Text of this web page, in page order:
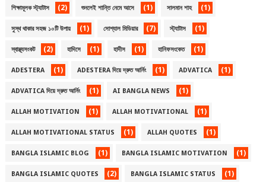
শিক্ষামূলক স্ট্যাটাস (2) শুনলেই শান্তি নেমে আসে (1) সালমান শাহ (1)
সুস্থ থাকার সহজ ১০টি উপায় (1) সোশ্যাল মিডিয়ার (7) স্ট্যাটাস (1)
স্বাস্থ্যসংকট (2) হাদিসে (1) হাদীস (1) হানিফসংকেত (1)
ADESTERA (1) ADESTERA দিয়ে দ্রুত আর্নিং (1) ADVATICA (1)
ADVATICA দিয়ে দ্রুত আর্নিং (1) AI BANGLA NEWS (1)
ALLAH MOTIVATION (1) ALLAH MOTIVATIONAL (1)
ALLAH MOTIVATIONAL STATUS (1) ALLAH QUOTES (1)
BANGLA ISLAMIC BLOG (1) BANGLA ISLAMIC MOTIVATION (1)
BANGLA ISLAMIC QUOTES (2) BANGLA ISLAMIC STATUS (1)